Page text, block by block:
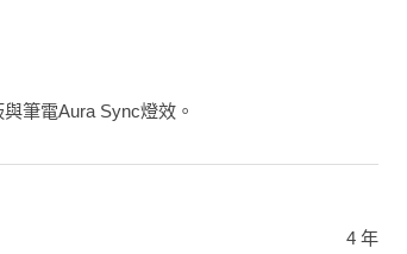
筆電Aura Sync燈效。
4 年